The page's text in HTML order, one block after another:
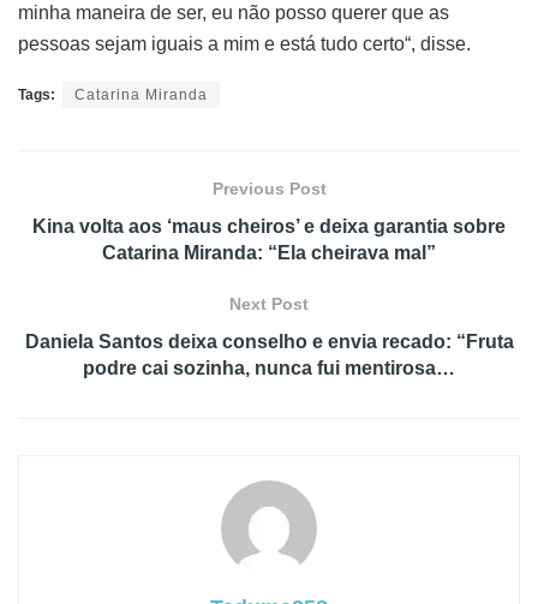
minha maneira de ser, eu não posso querer que as
pessoas sejam iguais a mim e está tudo certo“, disse.
Tags: Catarina Miranda
Previous Post
Kina volta aos ‘maus cheiros’ e deixa garantia sobre
Catarina Miranda: “Ela cheirava mal”
Next Post
Daniela Santos deixa conselho e envia recado: “Fruta
podre cai sozinha, nunca fui mentirosa…